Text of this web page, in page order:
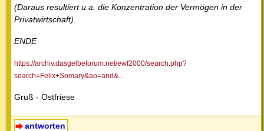
(Daraus resultiert u.a. die Konzentration der Vermögen in der
Privatwirtschaft).
ENDE
https://archiv.dasgelbeforum.net/ewf2000/search.php?
search=Felix+Somary&ao=and&...
Gruß - Ostfriese
antworten